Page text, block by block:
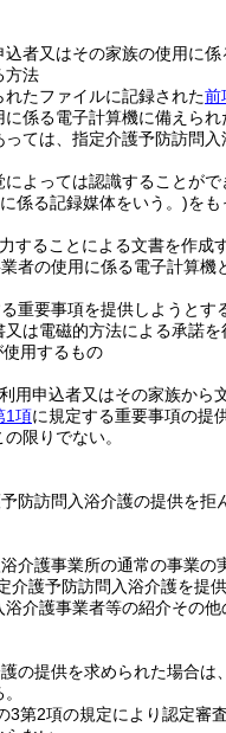
者又はその家族の使用に
方法
たファイルに記録された前
係る電子計算機に備えら
ては、指定介護予防訪問
よっては認識することが
に係る記録媒体をいう。)をも
ることによる文書を作成
者の使用に係る電子計算
重要事項を提供しようと
は電磁的方法による承諾を
用するもの
申込者又はその家族から
1項に規定する重要事項の提
限りでない。
防訪問入浴介護の提供を拒
介護事業所の通常の事業の
護予防訪問入浴介護を提
介護事業者等の紹介その
の提供を求められた場合
3第2項の規定により認定審